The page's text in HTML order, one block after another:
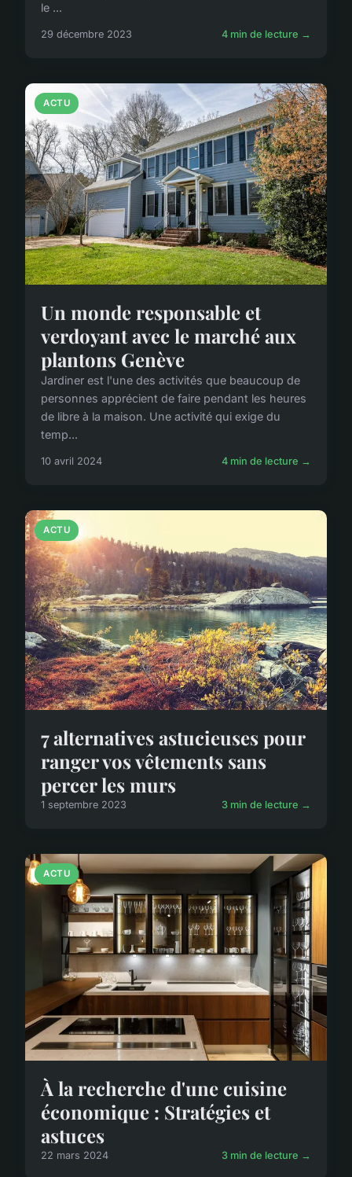
le ...
29 décembre 2023 4 min de lecture →
ACTU
Un monde responsable et
verdoyant avec le marché aux
plantons Genève
Jardiner est l'une des activités que beaucoup de
personnes apprécient de faire pendant les heures
de libre à la maison. Une activité qui exige du
temp...
10 avril 2024 4 min de lecture →
ACTU
7 alternatives astucieuses pour
ranger vos vêtements sans
percer les murs
1 septembre 2023 3 min de lecture →
ACTU
À la recherche d'une cuisine
économique : Stratégies et
astuces
22 mars 2024 3 min de lecture →